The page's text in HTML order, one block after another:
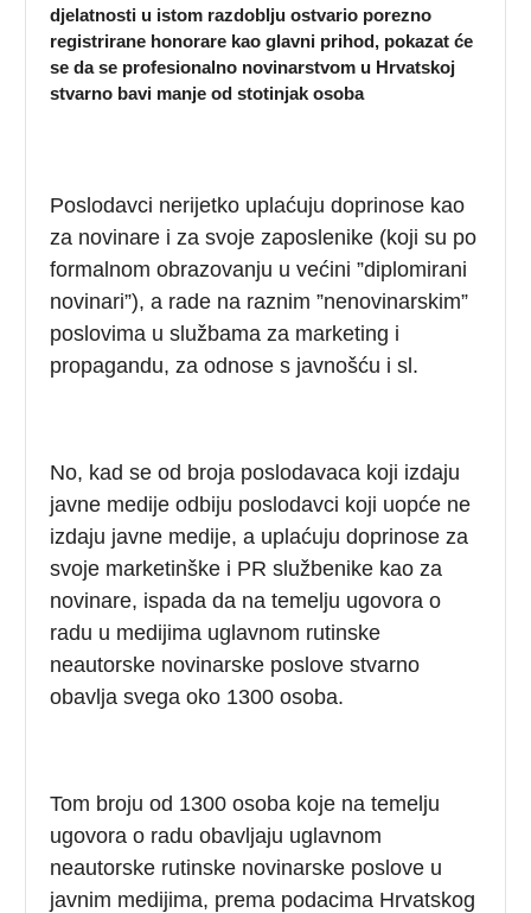
djelatnosti u istom razdoblju ostvario porezno
registrirane honorare kao glavni prihod, pokazat će
se da se profesionalno novinarstvom u Hrvatskoj
stvarno bavi manje od stotinjak osoba
Poslodavci nerijetko uplaćuju doprinose kao
za novinare i za svoje zaposlenike (koji su po
formalnom obrazovanju u većini ”diplomirani
novinari”), a rade na raznim ”nenovinarskim”
poslovima u službama za marketing i
propagandu, za odnose s javnošću i sl.
No, kad se od broja poslodavaca koji izdaju
javne medije odbiju poslodavci koji uopće ne
izdaju javne medije, a uplaćuju doprinose za
svoje marketinške i PR službenike kao za
novinare, ispada da na temelju ugovora o
radu u medijima uglavnom rutinske
neautorske novinarske poslove stvarno
obavlja svega oko 1300 osoba.
Tom broju od 1300 osoba koje na temelju
ugovora o radu obavljaju uglavnom
neautorske rutinske novinarske poslove u
javnim medijima, prema podacima Hrvatskog